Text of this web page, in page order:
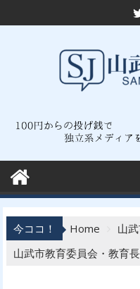
to
今ココ！ Home
山
山武市教育委員会・教育